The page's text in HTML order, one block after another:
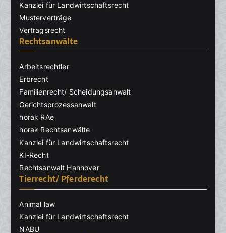
Kanzlei für Landwirtschaftsrecht
Musterverträge
Vertragsrecht
Rechtsanwälte
Arbeitsrechtler
Erbrecht
Familienrecht/ Scheidungsanwalt
Gerichtsprozessanwalt
horak RAe
horak Rechtsanwälte
Kanzlei für Landwirtschaftsrecht
KI-Recht
Rechtsanwalt Hannover
Tierrecht/ Pferderecht
Animal law
Kanzlei für Landwirtschaftsrecht
NABU